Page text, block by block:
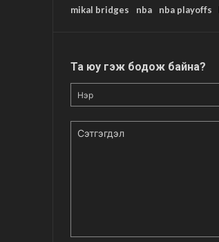
mikal bridges
nba nba playoffs
Та юу гэж бодож байна?